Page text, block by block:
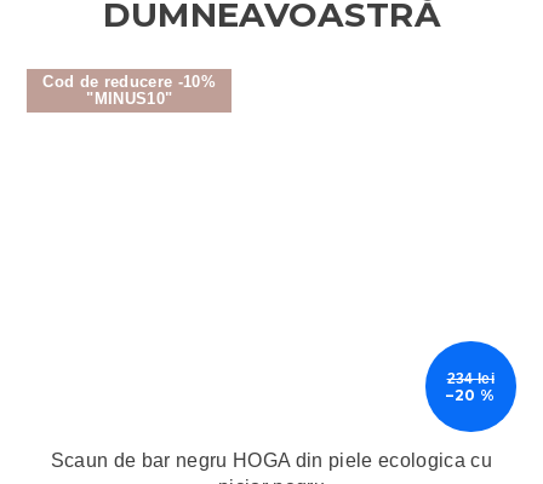
Cod de reducere -10%
"MINUS10"
234 lei
–20 %
Scaun de bar negru HOGA din piele ecologica cu